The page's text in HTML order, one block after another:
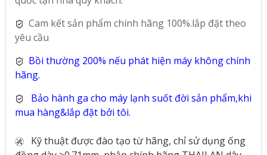
Cam kết sản phẩm chính hãng 100%.lắp đặt theo
yêu cầu
Bồi thường 200% nếu phát hiện máy không chính
hãng.
Bảo hành ga cho máy lạnh suốt đời sản phẩm,khi
mua hàng&lắp đặt bởi tôi.
Kỹ thuật được đào tạo từ hãng, chỉ sử dụng ống